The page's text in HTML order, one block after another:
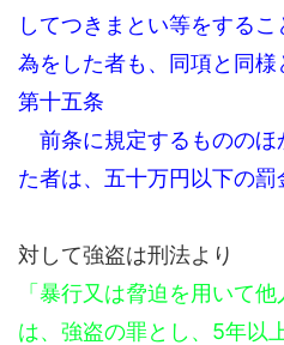
してつきまとい等をする
為をした者も、同項と同様
第十五条
前条に規定するもののほ
た者は、五十万円以下の罰
対して強盗は刑法より
「暴行又は脅迫を用いて
は、強盗の罪とし、5年以